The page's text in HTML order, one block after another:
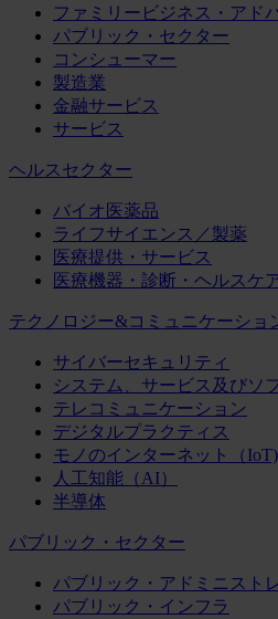
ファミリービジネス・アド
パブリック・セクター
コンシューマー
製造業
金融サービス
サービス
ヘルスセクター
バイオ医薬品
ライフサイエンス／製薬
医療提供・サービス
医療機器・診断・ヘルスケ
テクノロジー&コミュニケーショ
サイバーセキュリティ
システム、サービス及びソ
テレコミュニケーション
デジタルプラクティス
モノのインターネット（IoT)
人工知能（AI）
半導体
パブリック・セクター
パブリック・アドミニスト
パブリック・インフラ